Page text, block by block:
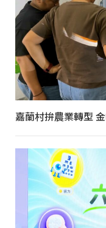
嘉蘭村拚農業轉型